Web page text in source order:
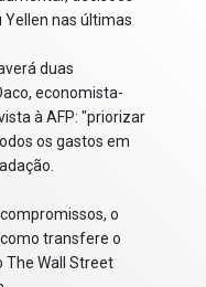
nas últimas
duas
economista-
à AFP: "priorizar
os gastos em
o
transfere o
The Wall Street